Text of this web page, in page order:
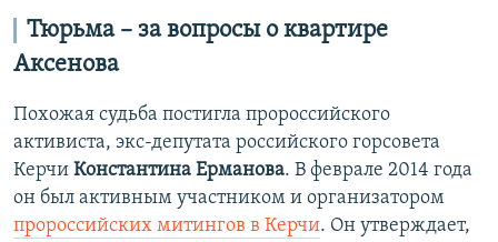
Тюрьма – за вопросы о квартире
Аксенова
Похожая судьба постигла пророссийского
активиста, экс-депутата российского горсовета
Керчи Константина Ерманова. В феврале 2014 года
он был активным участником и организатором
пророссийских митингов в Керчи. Он утверждает,